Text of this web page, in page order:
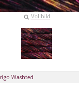
Vollbild
Washted